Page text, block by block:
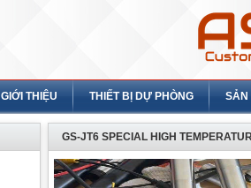
GIỚI THIỆU THIẾT BỊ DỰ PHÒNG SẢN
GS-JT6 SPECIAL HIGH